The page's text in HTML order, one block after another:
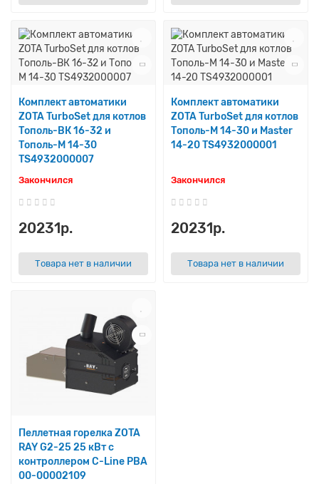
Комплект автоматики
ZOTA TurboSet для котлов
Тополь-ВК 16-32 и
Тополь-М 14-30
TS4932000007
Закончился
20231р.
Товара нет в наличии
Комплект автоматики
ZOTA TurboSet для котлов
Тополь-М 14-30 и Master
14-20 TS4932000001
Закончился
20231р.
Товара нет в наличии
Пеллетная горелка ZOTA
RAY G2-25 25 кВт с
контроллером C-Line PBA
00-00002109